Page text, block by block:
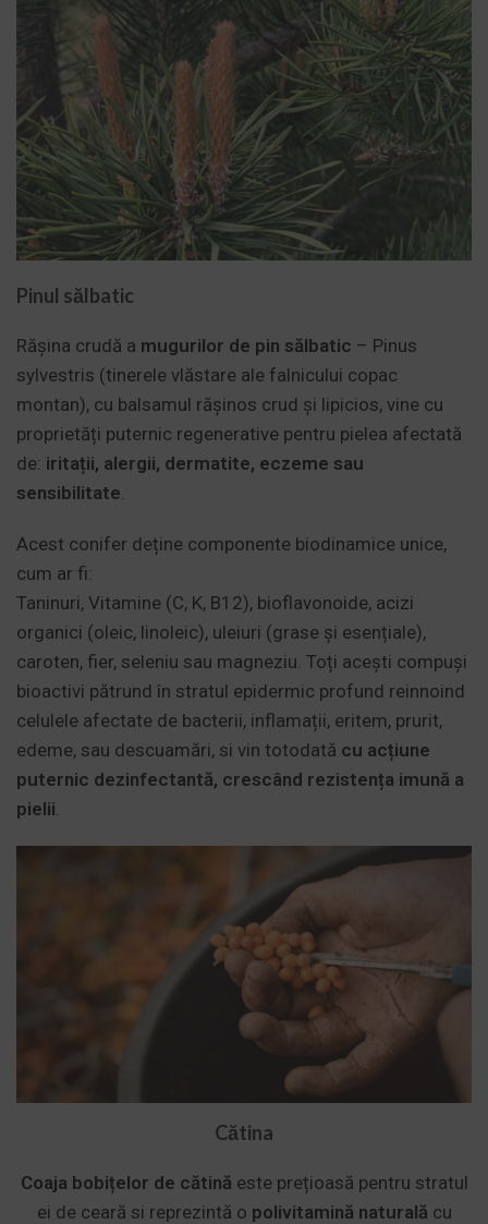
Pinul sălbatic
Rășina crudă a mugurilor de pin sălbatic – Pinus
sylvestris (tinerele vlăstare ale falnicului copac
montan), cu balsamul rășinos crud și lipicios, vine cu
proprietăți puternic regenerative pentru pielea afectată
de: iritații, alergii, dermatite, eczeme sau
sensibilitate.
Acest conifer deține componente biodinamice unice,
cum ar fi:
Taninuri, Vitamine (C, K, B12), bioflavonoide, acizi
organici (oleic, linoleic), uleiuri (grase și esențiale),
caroten, fier, seleniu sau magneziu. Toți acești compuși
bioactivi pătrund în stratul epidermic profund reinnoind
celulele afectate de bacterii, inflamații, eritem, prurit,
edeme, sau descuamări, si vin totodată cu acțiune
puternic dezinfectantă, crescând rezistența imună a
pielii.
Cătina
Coaja bobițelor de cătină este prețioasă pentru stratul
ei de ceară si reprezintă o polivitamină naturală cu